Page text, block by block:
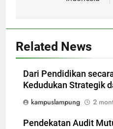
Related News
Dari Pendidikan
Kedudukan Strategik
kampuslampung
2
Pendekatan Audit